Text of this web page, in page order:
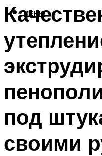
МЕНЮ
под
своими